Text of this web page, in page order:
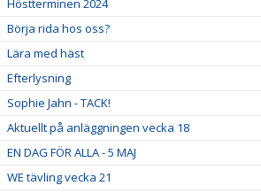
Höstterminen 2024
Börja rida hos oss?
Lära med häst
Efterlysning
Sophie Jahn - TACK!
Aktuellt på anläggningen vecka 18
EN DAG FÖR ALLA - 5 MAJ
WE tävling vecka 21